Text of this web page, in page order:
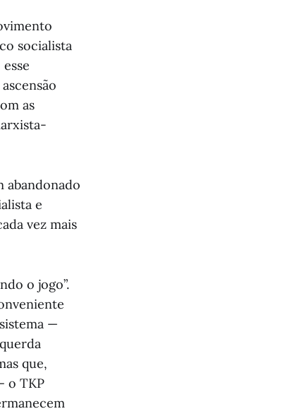
socialista
as
abandonado
e
vez mais
o jogo”.
—
que,
o TKP